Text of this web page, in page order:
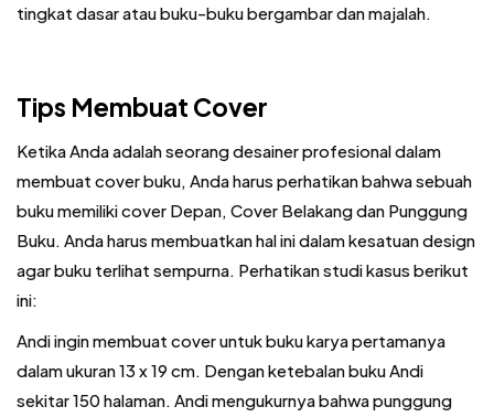
tingkat dasar atau buku-buku bergambar dan majalah.
Tips Membuat Cover
Ketika Anda adalah seorang desainer profesional dalam
membuat cover buku, Anda harus perhatikan bahwa sebuah
buku memiliki cover Depan, Cover Belakang dan Punggung
Buku. Anda harus membuatkan hal ini dalam kesatuan design
agar buku terlihat sempurna. Perhatikan studi kasus berikut
ini:
Andi ingin membuat cover untuk buku karya pertamanya
dalam ukuran 13 x 19 cm. Dengan ketebalan buku Andi
sekitar 150 halaman. Andi mengukurnya bahwa punggung